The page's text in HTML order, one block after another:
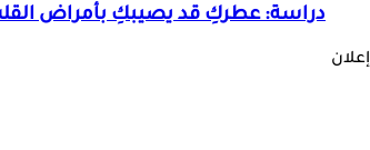
دراسة: عطركِ قد يصيبكِ بأمراض
إعلان